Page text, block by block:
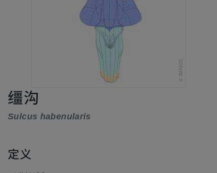
缰沟
Sulcus habenularis
定义